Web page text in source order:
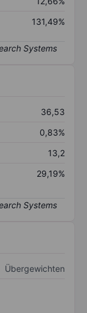
131,49%
36,53
0,83%
13,2
29,19%
Übergewichten